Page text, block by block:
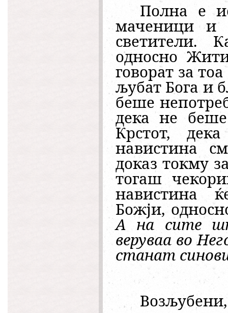
Полна е
маченици и
светители.
односно
говорат за
љубат Бога и
беше
дека не
Крстот,
навистина
доказ токму
тогаш
навистина
Божји,
А на сите
веруваа во
станат
Возљубени,